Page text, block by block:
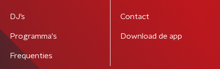
DJ’s
Programma's
Frequenties
Contact
Download de app